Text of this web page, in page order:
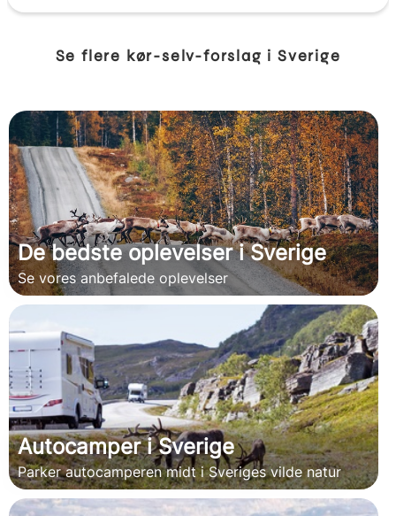
Se flere kør-selv-forslag i Sverige
De bedste oplevelser i Sverige
Se vores anbefalede oplevelser
Autocamper i Sverige
Parker autocamperen midt i Sveriges vilde natur